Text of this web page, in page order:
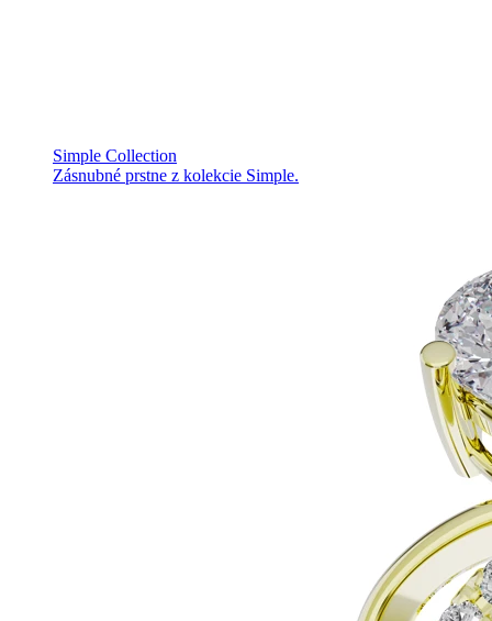
Simple Collection
Zásnubné prstne z kolekcie Simple.